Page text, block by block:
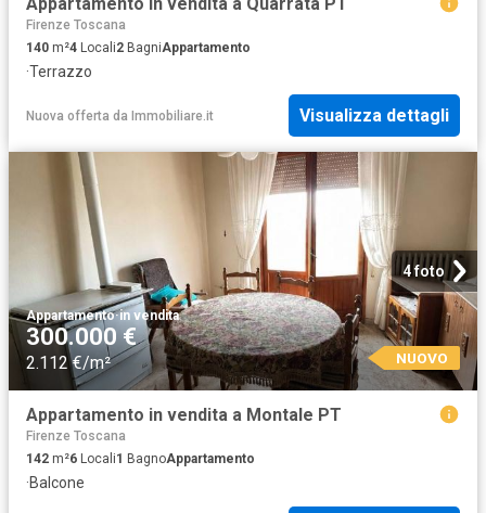
Firenze Toscana
140 m²4 Locali2 BagniAppartamento
·Terrazzo
Nuova offerta da Immobiliare.it Visualizza dettagli
4 foto
Appartamento·in vendita
300.000 €
2.112 €/m² NUOVO
Appartamento in vendita a Montale PT
Firenze Toscana
142 m²6 Locali1 BagnoAppartamento
·Balcone